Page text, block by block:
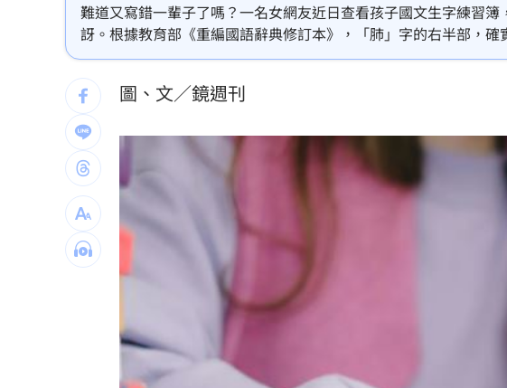
兆基前董座聲押禁見 林佑任200萬交保 23:26
橘貓「阿咪」離家百天 主人祭20萬元懸賞 23:21
挺蘇巧慧！回顧蔡英文新北寫下1驚人紀錄 23:18
勝騎士7局失2分好投 兄弟本季澄清湖首勝
大盤回神誰最猛？18檔台股ETF失土收復
台灣彩券開獎直播中 20:31
LIVE三立+24小時直播
難道又寫錯一輩子了嗎？一名女網友近日查看孩子國文生字練習
訝。根據教育部《重編國語辭典修訂本》，「肺」字的右半部，
ˊ）」。不少網友也才恍然大悟，「還把女兒作業圈起來，結果錯
圖、文／鏡週刊